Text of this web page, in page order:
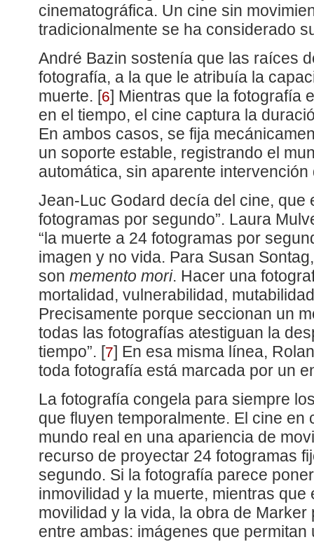
cinematográfica. Un cine sin
tradicionalmente se ha considerado
André Bazin sostenía que las raíces
fotografía, a la que le atribuía la
muerte. [6] Mientras que la fotografía
en el tiempo, el cine captura la
En ambos casos, se fija
un soporte estable, registrando el
automática, sin aparente
Jean-Luc Godard decía del cine, que
fotogramas por segundo”. Laura
“la muerte a 24 fotogramas por
imagen y no vida. Para Susan
son memento mori. Hacer una
mortalidad, vulnerabilidad,
Precisamente porque seccionan un
todas las fotografías atestiguan la
tiempo”. [7] En esa misma línea,
toda fotografía está marcada por un
La fotografía congela para siempre
que fluyen temporalmente. El cine en
mundo real en una apariencia de
recurso de proyectar 24 fotogramas
segundo. Si la fotografía parece
inmovilidad y la muerte, mientras que
movilidad y la vida, la obra de
entre ambas: imágenes que permitan